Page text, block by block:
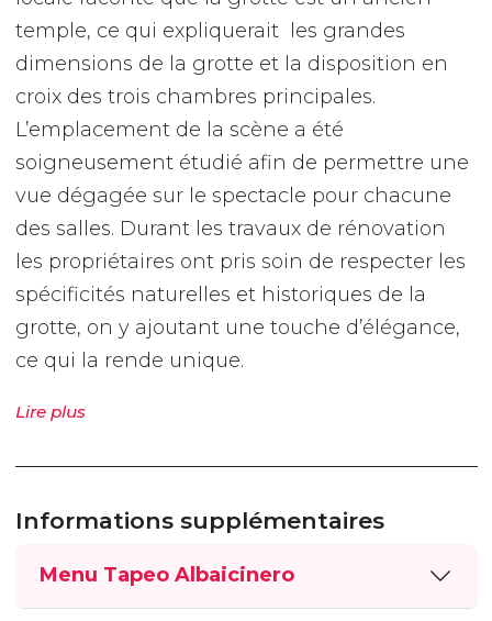
temple, ce qui expliquerait les grandes
dimensions de la grotte et la disposition en
croix des trois chambres principales.
L’emplacement de la scène a été
soigneusement étudié afin de permettre une
vue dégagée sur le spectacle pour chacune
des salles. Durant les travaux de rénovation
les propriétaires ont pris soin de respecter les
spécificités naturelles et historiques de la
grotte, on y ajoutant une touche d’élégance,
ce qui la rende unique.
Lire plus
Informations supplémentaires
Menu Tapeo Albaicinero